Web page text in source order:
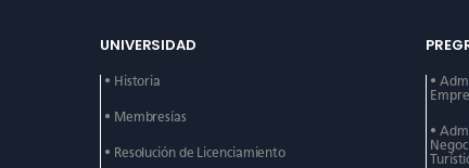
UNIVERSIDAD
• Historia
• Membresías
• Resolución de Licenciamiento
•
•